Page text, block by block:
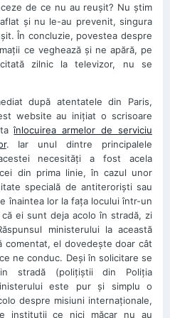
de ce nu au reuşit? Nu ştim
şi nu le-au prevenit, singura
În concluzie, povestea despre
ce veghează şi ne apără, pe
zilnic la televizor, nu se
după atentatele din Paris,
website au iniţiat o scrisoare
înlocuirea armelor de serviciu
. Iar unul dintre principalele
necesităţi a fost acela
din prima linie, în cazul unor
specială de antiterorişti sau
înaintea lor la faţa locului într-un
ei sunt deja acolo în stradă, zi
ministerului la această
comentat, el dovedeşte doar cât
ne conduc. Deşi în solicitare se
stradă (poliţiştii din Poliţia
este pur şi simplu o
despre misiuni internaţionale,
instituţii ce nici măcar nu au